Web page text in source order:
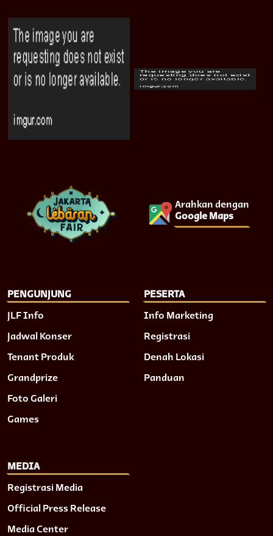
Arahkan dengan
Google Maps
PENGUNJUNG
JLF Info
Jadwal Konser
Tenant Produk
Grandprize
Foto Galeri
Games
PESERTA
Info Marketing
Registrasi
Denah Lokasi
Panduan
MEDIA
Registrasi Media
Official Press Release
Media Center